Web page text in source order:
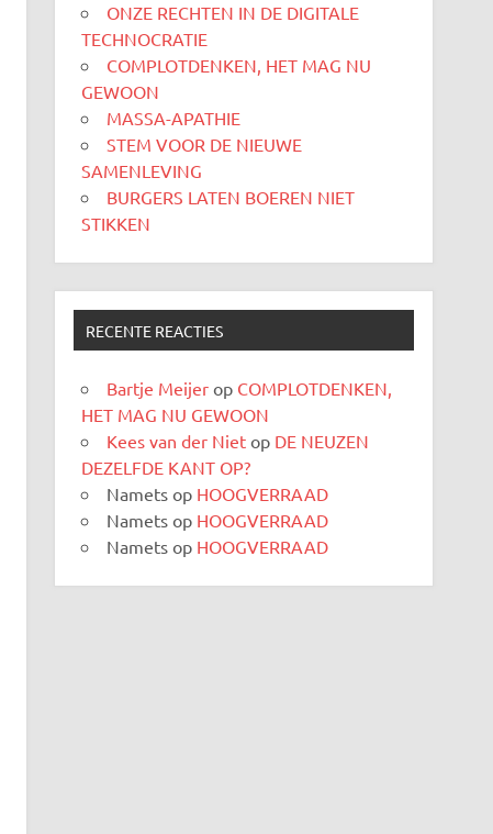
ONZE RECHTEN IN DE DIGITALE
TECHNOCRATIE
COMPLOTDENKEN, HET MAG NU
GEWOON
MASSA-APATHIE
STEM VOOR DE NIEUWE
SAMENLEVING
BURGERS LATEN BOEREN NIET
STIKKEN
RECENTE REACTIES
Bartje Meijer op COMPLOTDENKEN,
HET MAG NU GEWOON
Kees van der Niet op DE NEUZEN
DEZELFDE KANT OP?
Namets op HOOGVERRAAD
Namets op HOOGVERRAAD
Namets op HOOGVERRAAD